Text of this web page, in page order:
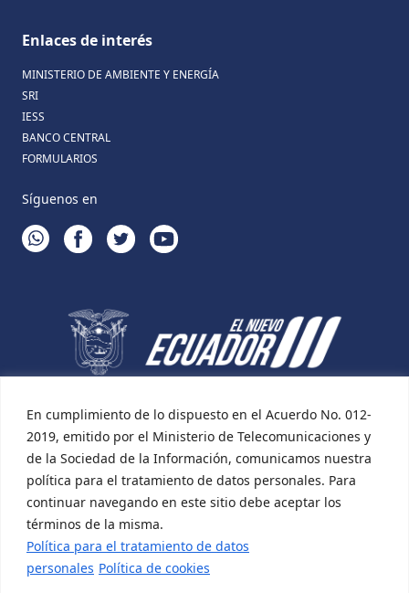
En cumplimiento de lo dispuesto en el Acuerdo No. 012-
2019, emitido por el Ministerio de Telecomunicaciones y
de la Sociedad de la Información, comunicamos nuestra
política para el tratamiento de datos personales. Para
continuar navegando en este sitio debe aceptar los
términos de la misma.
Política para el tratamiento de datos
personales Política de cookies
Enlaces de interés
MINISTERIO DE AMBIENTE Y ENERGÍA
SRI
IESS
BANCO CENTRAL
FORMULARIOS
Síguenos en
WHATSAPPFACEBOOKTWITTERYOUTUBE